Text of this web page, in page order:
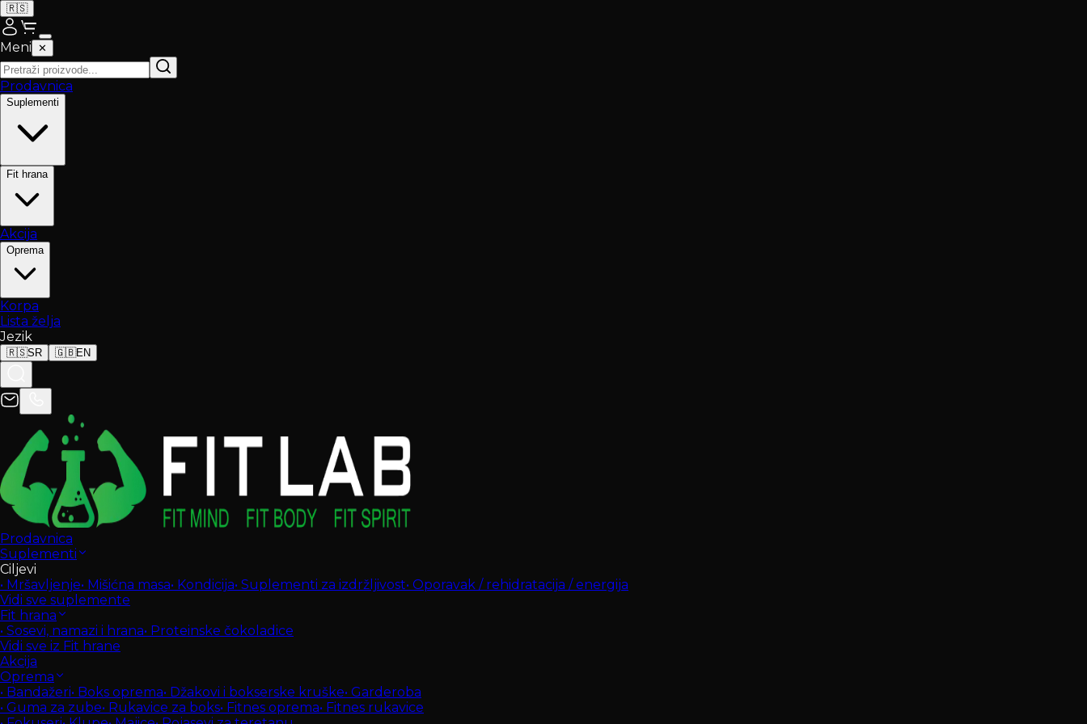
🇷🇸
Meni ✕
Prodavnica
Suplementi
Fit hrana
Akcija
Oprema
Korpa
Lista želja
Jezik
🇷🇸SR 🇬🇧EN
Prodavnica
Suplementi
Ciljevi
• Mršavljenje• Mišićna masa• Kondicija• Suplementi za izdržljivost• Oporavak / rehidratacija / energija
Vidi sve suplemente
Fit hrana
• Sosevi, namazi i hrana• Proteinske čokoladice
Vidi sve iz Fit hrane
Akcija
Oprema
• Bandažeri• Boks oprema• Džakovi i bokserske kruške• Garderoba
• Guma za zube• Rukavice za boks• Fitnes oprema• Fitnes rukavice